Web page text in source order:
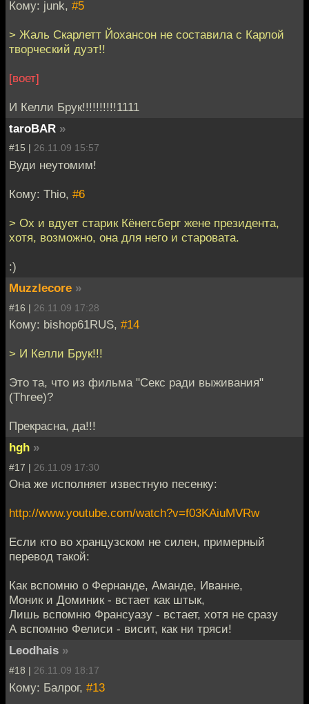
Кому: junk, #5
> Жаль Скарлетт Йохансон не составила с Карлой
творческий дуэт!!
[воет]
И Келли Брук!!!!!!!!!!1111
taroBAR »
#15 | 26.11.09 15:57
Вуди неутомим!
Кому: Thio, #6
> Ох и вдует старик Кёнегсберг жене президента,
хотя, возможно, она для него и старовата.
:)
Muzzlecore »
#16 | 26.11.09 17:28
Кому: bishop61RUS, #14
> И Келли Брук!!!
Это та, что из фильма "Секс ради выживания"
(Three)?
Прекрасна, да!!!
hgh »
#17 | 26.11.09 17:30
Она же исполняет известную песенку:
http://www.youtube.com/watch?v=f03KAiuMVRw
Если кто во хранцузском не силен, примерный
перевод такой:
Как вспомню о Фернанде, Аманде, Иванне,
Моник и Доминик - встает как штык,
Лишь вспомню Франсуазу - встает, хотя не сразу
А вспомню Фелиси - висит, как ни тряси!
Leodhais »
#18 | 26.11.09 18:17
Кому: Балрог, #13